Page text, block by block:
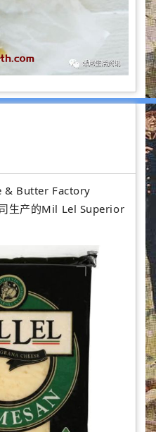
& Butter Factory
生产的Mil Lel Superior